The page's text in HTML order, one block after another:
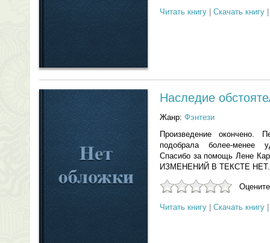
Читать книгу Скачать книгу
Наследие
Жанр: Фэнтези
Произведение окончено.
подобрала более-менее
Спасибо за помощь Лене
ИЗМЕНЕНИЙ В ТЕКСТЕ НЕТ.
Читать книгу Скачать книгу